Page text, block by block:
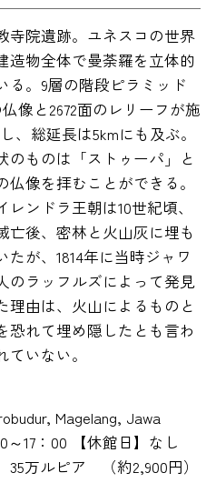
寺院遺跡。ユネスコの世界
造物全体で曼荼羅を立体的
る。9層の階段ピラミッド
像と2672面のレリーフが施
、総延長は5kmにも及ぶ。
のものは「ストゥーパ」と
像を拝むことができる。
ンドラ王朝は10世紀頃、
亡後、密林と火山灰に埋も
が、1814年に当時ジャワ
のラッフルズによって発見
理由は、火山によるものと
恐れて埋め隠したとも言わ
いない。
Magelang, Jawa
17：00 【休館日】なし
35万ルピア （約2,900円）